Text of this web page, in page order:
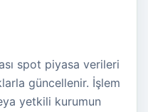
spot piyasa verileri
güncellenir. İşlem
yetkili kurumun